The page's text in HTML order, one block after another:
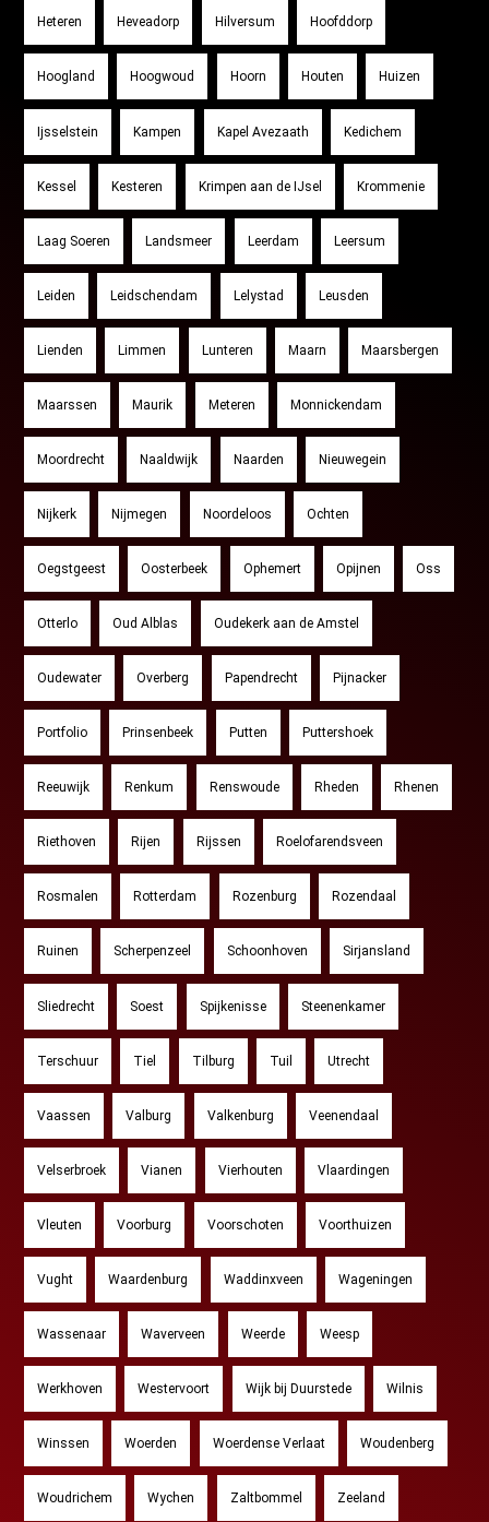
Heteren Heveadorp Hilversum Hoofddorp
Hoogland Hoogwoud Hoorn Houten Huizen
Ijsselstein Kampen Kapel Avezaath Kedichem
Kessel Kesteren Krimpen aan de IJsel Krommenie
Laag Soeren Landsmeer Leerdam Leersum
Leiden Leidschendam Lelystad Leusden
Lienden Limmen Lunteren Maarn Maarsbergen
Maarssen Maurik Meteren Monnickendam
Moordrecht Naaldwijk Naarden Nieuwegein
Nijkerk Nijmegen Noordeloos Ochten
Oegstgeest Oosterbeek Ophemert Opijnen Oss
Otterlo Oud Alblas Oudekerk aan de Amstel
Oudewater Overberg Papendrecht Pijnacker
Portfolio Prinsenbeek Putten Puttershoek
Reeuwijk Renkum Renswoude Rheden Rhenen
Riethoven Rijen Rijssen Roelofarendsveen
Rosmalen Rotterdam Rozenburg Rozendaal
Ruinen Scherpenzeel Schoonhoven Sirjansland
Sliedrecht Soest Spijkenisse Steenenkamer
Terschuur Tiel Tilburg Tuil Utrecht
Vaassen Valburg Valkenburg Veenendaal
Velserbroek Vianen Vierhouten Vlaardingen
Vleuten Voorburg Voorschoten Voorthuizen
Vught Waardenburg Waddinxveen Wageningen
Wassenaar Waverveen Weerde Weesp
Werkhoven Westervoort Wijk bij Duurstede Wilnis
Winssen Woerden Woerdense Verlaat Woudenberg
Woudrichem Wychen Zaltbommel Zeeland